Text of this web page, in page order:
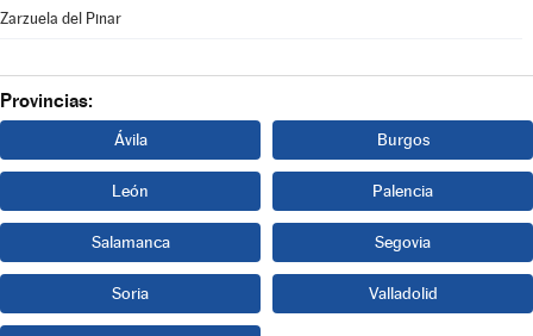
Zarzuela del Pinar
Provincias:
Ávila Burgos
León Palencia
Salamanca Segovia
Soria Valladolid